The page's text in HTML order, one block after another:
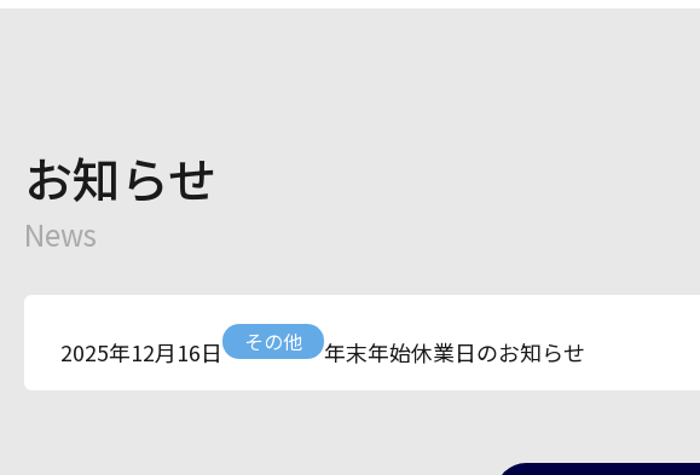
お知らせ
News
2025年12月16日 その他 年末年始休業日のお知らせ